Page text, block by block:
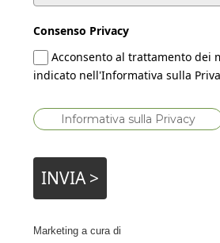
Consenso Privacy
Acconsento al trattamento dei
indicato nell'Informativa sulla
Informativa sulla Privacy
INVIA >
Marketing a cura di